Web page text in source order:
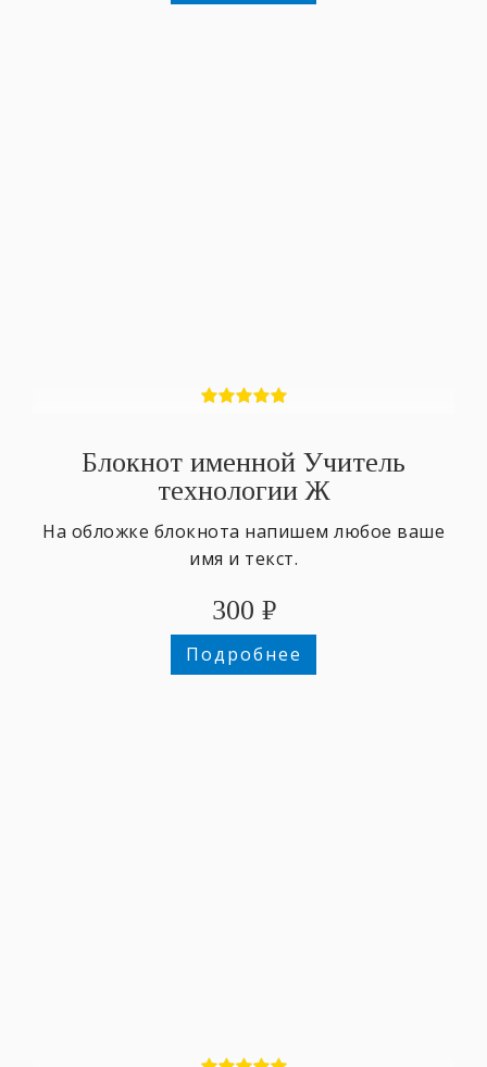
Блокнот именной Учитель
технологии Ж
На обложке блокнота напишем любое ваше
имя и текст.
300 ₽
Подробнее